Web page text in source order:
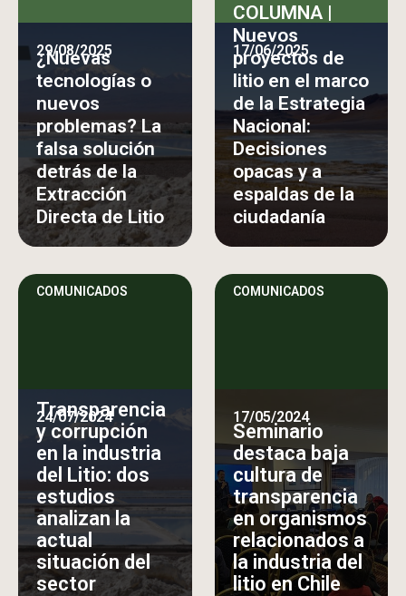
29/08/2025
¿Nuevas
tecnologías o
nuevos
problemas? La
falsa solución
detrás de la
Extracción
Directa de Litio
17/06/2025
COLUMNA |
Nuevos
proyectos de
litio en el marco
de la Estrategia
Nacional:
Decisiones
opacas y a
espaldas de la
ciudadanía
COMUNICADOS
24/07/2024
Transparencia
y corrupción
en la industria
del Litio: dos
estudios
analizan la
actual
situación del
sector
COMUNICADOS
17/05/2024
Seminario
destaca baja
cultura de
transparencia
en organismos
relacionados a
la industria del
litio en Chile